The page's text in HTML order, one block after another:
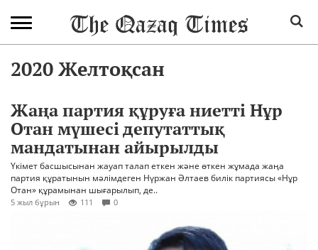
2020 Желтоқсан
Жаңа партия құруға ниетті Нұр
Отан мүшесі депутаттық
мандатынан айырылды
Үкімет басшысынан жауап талап еткен және өткен жұмада жаңа
партия құратынын мәлімдеген Нүржан Әлтаев билік партиясы «Нұр
Отан» құрамынан шығарылып, де..
5 жыл бұрын 111 0